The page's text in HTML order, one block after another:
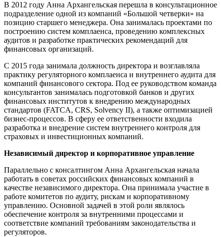
В 2012 году Анна Архангельская перешла в консультационное
подразделение одной из компаний «Большой четверки» на
позицию старшего менеджера. Она занималась проектами по
построению систем комплаенса, проведению комплексных
аудитов и разработке практических рекомендаций для
финансовых организаций.
С 2015 года занимала должность директора и возглавляла
практику регуляторного комплаенса и внутреннего аудита для
компаний финансового сектора. Под ее руководством команда
консультантов занималась подготовкой банков и других
финансовых институтов к внедрению международных
стандартов (FATCA, CRS, Solvency II), а также оптимизацией
бизнес-процессов. В сферу ее ответственности входила
разработка и внедрение систем внутреннего контроля для
страховых и инвестиционных компаний.
Независимый директор и корпоративное управление
Параллельно с консалтингом Анна Архангельская начала
работать в советах российских финансовых компаний в
качестве независимого директора. Она принимала участие в
работе комитетов по аудиту, рискам и корпоративному
управлению. Основной задачей в этой роли являлось
обеспечение контроля за внутренними процессами и
соответствие компаний требованиям законодательства и
регуляторов.